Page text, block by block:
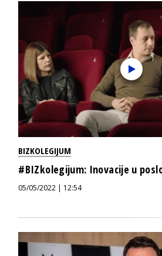
BIZKOLEGIJUM
#BIZkolegijum: Inovacije u
05/05/2022 | 12:54